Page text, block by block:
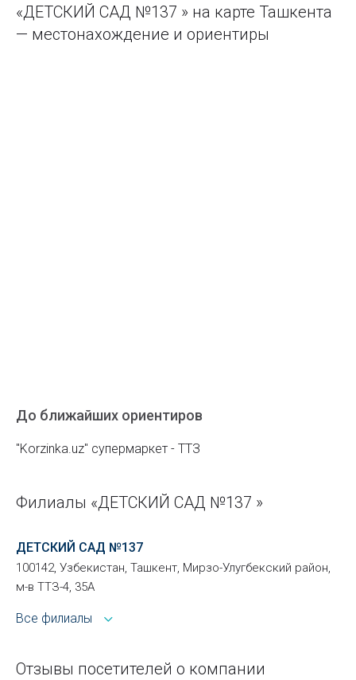
«ДЕТСКИЙ САД №137 » на карте Ташкента
— местонахождение и ориентиры
До ближайших ориентиров
"Korzinka.uz" супермаркет - ТТЗ
Филиалы «ДЕТСКИЙ САД №137 »
ДЕТСКИЙ САД №137
100142, Узбекистан, Ташкент, Мирзо-Улугбекский район,
м-в ТТЗ-4, 35А
Все филиалы
Отзывы посетителей о компании